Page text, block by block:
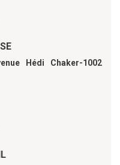
Hédi Chaker-1002